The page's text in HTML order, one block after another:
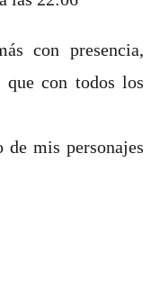
con presencia,
que con todos los
mis personajes